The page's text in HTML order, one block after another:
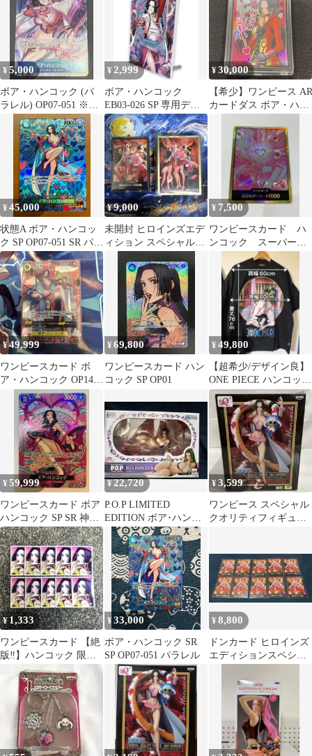
¥5,000
ボア・ハンコック (パ
ラレル) OP07-051 ※お
まけでSPカード１枚付
き※
¥ 2,999
ボア・ハンコック
EB03-026 SP 専用ディ
スプレイフレーム
¥30,000
【希少】ワンピース AR
カードダス ボア・ハン
¥45,000
状態A ボア・ハンコッ
ク SP OP07-051 SR パラ
レル ★ ONEPIECE ワ
ンピースカードゲーム
¥9,000
未開封 ヒロインズエデ
ィション スペシャルセ
ット ドンカード10枚&
スリーブ
¥ 7,500
ワンピースカード ハ
ンコック スーパーパ
ラレルドンカード
prb02 金ドン
¥49,999
ワンピースカード ボ
ア・ハンコック OP14-
112 SP パラレル
¥69,800
ワンピースカード ハン
コック SP OP01
¥49,800
【超希少/デザイン良】
ONE PIECE ハンコック
パロディ Tシャツ
¥59,999
ワンピースカード ボア
ハンコック SP SR 神の
島の冒険
¥22,720
P.O.P LIMITED
EDITION ボア･ハンコ
ック Ver.BB_SP プレバ
ン限定 ワンピｰス/P.O.P
シリｰズ
¥3,599
ワンピース スペシャル
クオリティフィギュア
¥ 1,333
ワンピースカード 【絶
版‼️】ハンコック 限定
ドン専用スリーブ10枚
セット❗
¥33,000
ボア・ハンコック SR
SP OP07-051 パラレル
¥8,800
ドンカード ヒロインズ
エディションスペシャ